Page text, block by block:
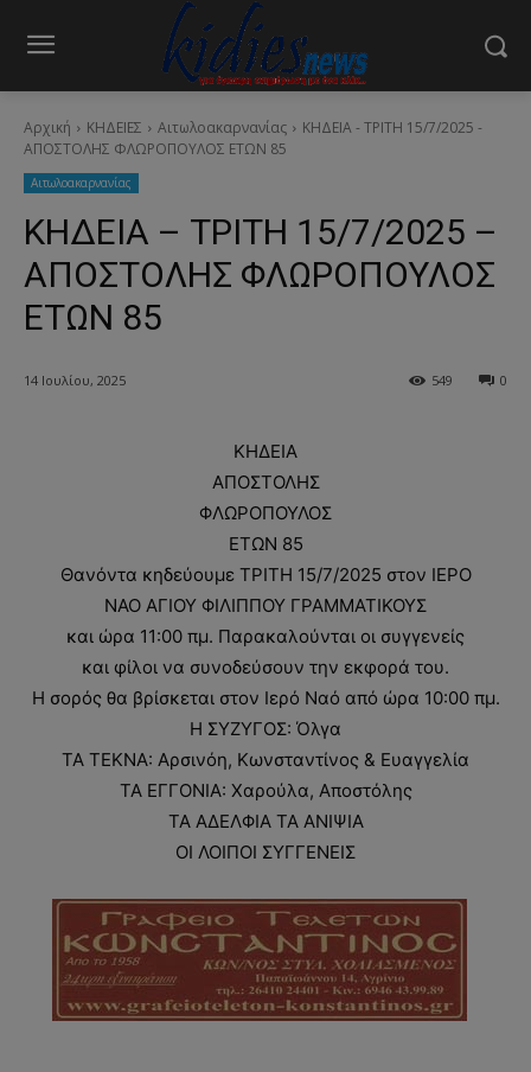
Αρχική ΚΗΔΕΙΕΣ Aιτωλοακαρνανίας
ΚΗΔΕΙΑ - ΤΡΙΤΗ 15/7/2025 -
ΑΠΟΣΤΟΛΗΣ ΦΛΩΡΟΠΟΥΛΟΣ ΕΤΩΝ 85
Aιτωλοακαρνανίας
ΚΗΔΕΙΑ – ΤΡΙΤΗ 15/7/2025 –
ΑΠΟΣΤΟΛΗΣ ΦΛΩΡΟΠΟΥΛΟΣ
ΕΤΩΝ 85
14 Ιουλίου, 2025 0
549
ΚΗΔΕΙΑ
ΑΠΟΣΤΟΛΗΣ
ΦΛΩΡΟΠΟΥΛΟΣ
ΕΤΩΝ 85
Θανόντα κηδεύουμε ΤΡΙΤΗ 15/7/2025 στον ΙΕΡΟ
ΝΑΟ ΑΓΙΟΥ ΦΙΛΙΠΠΟΥ ΓΡΑΜΜΑΤΙΚΟΥΣ
και ώρα 11:00 πμ. Παρακαλούνται οι συγγενείς
και φίλοι να συνοδεύσουν την εκφορά του.
Η σορός θα βρίσκεται στον Ιερό Ναό από ώρα 10:00 πμ.
Η ΣΥΖΥΓΟΣ: Όλγα
ΤΑ ΤΕΚΝΑ: Αρσινόη, Κωνσταντίνος & Ευαγγελία
ΤΑ ΕΓΓΟΝΙΑ: Χαρούλα, Αποστόλης
ΤΑ ΑΔΕΛΦΙΑ ΤΑ ΑΝΙΨΙΑ
ΟΙ ΛΟΙΠΟΙ ΣΥΓΓΕΝΕΙΣ